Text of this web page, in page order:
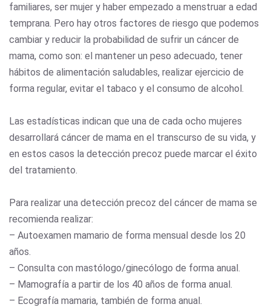
familiares, ser mujer y haber empezado a menstruar a edad
temprana. Pero hay otros factores de riesgo que podemos
cambiar y reducir la probabilidad de sufrir un cáncer de
mama, como son: el mantener un peso adecuado, tener
hábitos de alimentación saludables, realizar ejercicio de
forma regular, evitar el tabaco y el consumo de alcohol.
Las estadísticas indican que una de cada ocho mujeres
desarrollará cáncer de mama en el transcurso de su vida, y
en estos casos la detección precoz puede marcar el éxito
del tratamiento.
Para realizar una detección precoz del cáncer de mama se
recomienda realizar:
– Autoexamen mamario de forma mensual desde los 20
años.
– Consulta con mastólogo/ginecólogo de forma anual.
– Mamografía a partir de los 40 años de forma anual.
– Ecografía mamaria, también de forma anual.